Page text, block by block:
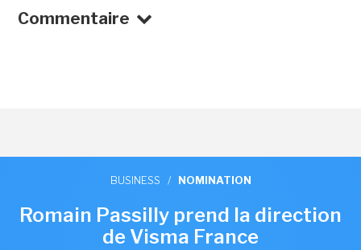
Commentaire
BUSINESS / NOMINATION
Romain Passilly prend la direction
de Visma France